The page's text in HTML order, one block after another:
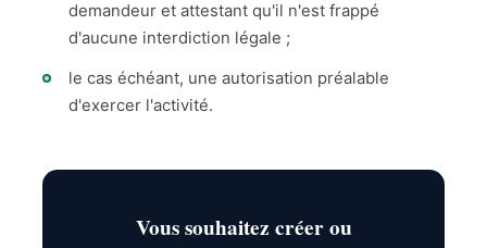
demandeur et attestant qu'il n'est frappé
d'aucune interdiction légale ;
le cas échéant, une autorisation préalable
d'exercer l'activité.
Vous souhaitez créer ou